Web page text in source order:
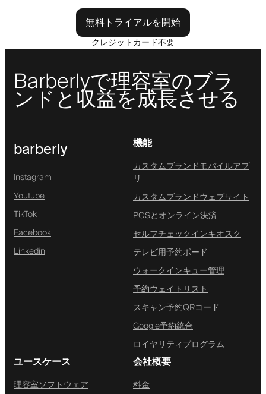
無料トライアルを開始
クレジットカード不要
Barberlyで理容室のブラ
ンドと収益を成長させる
barberly
Instagram
Youtube
TikTok
Facebook
Linkedin
機能
カスタムブランドモバイルアプ
リ
カスタムブランドウェブサイト
POSとオンライン決済
セルフチェックインキオスク
テレビ用予約ボード
ウォークインキュー管理
予約ウェイトリスト
スキャン予約QRコード
Google予約統合
ロイヤリティプログラム
ユースケース
理容室ソフトウェア
会社概要
料金